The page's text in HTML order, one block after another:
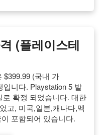
(플레이스테
$399.99 (국내 가
입니다. Playstation 5 발
확정 되었습니다. 대한
고, 미국,일본,캐나다,멕
포함되어 있습니다.